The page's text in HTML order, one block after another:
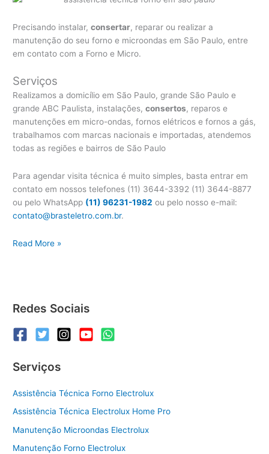
Precisando instalar,consertar, reparar ou realizar a
manutenção do seu forno e microondas em São Paulo, entre
em contato com a Forno e Micro.
Serviços
Realizamos a domicílio em São Paulo, grande São Paulo e
grande ABC Paulista, instalações,consertos, reparos e
manutenções em micro-ondas, fornos elétricos e fornos a gás,
trabalhamos com marcas nacionais e importadas, atendemos
todas as regiões e bairros de São Paulo
Para agendar visita técnica é muito simples, basta entrar em
contato em nossos telefones (11) 3644-3392 (11) 3644-8877
ou pelo WhatsApp (11) 96231-1982 ou pelo nosso e-mail:
contato@brasteletro.com.br.
Conserto
Read More »
Redes Sociais
Serviços
Assistência Técnica Forno Electrolux
Assistência Técnica Electrolux Home Pro
Manutenção Microondas Electrolux
Manutenção Forno Electrolux